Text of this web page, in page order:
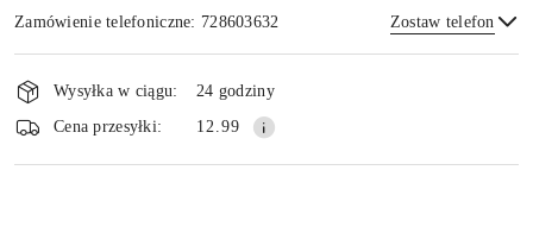
Zamówienie telefoniczne: 728603632 Zostaw telefon
Wyślij
Dostępność
i
dostawa
Wysyłka w ciągu:
24 godziny
Cena przesyłki:
12.99